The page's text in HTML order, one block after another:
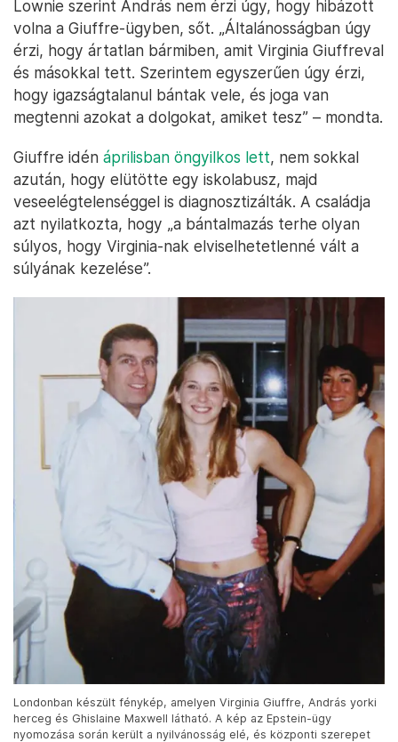
Lownie szerint András nem érzi úgy, hogy hibázott
volna a Giuffre-ügyben, sőt. „Általánosságban úgy
érzi, hogy ártatlan bármiben, amit Virginia Giuffreval
és másokkal tett. Szerintem egyszerűen úgy érzi,
hogy igazságtalanul bántak vele, és joga van
megtenni azokat a dolgokat, amiket tesz” – mondta.
Giuffre idén áprilisban öngyilkos lett, nem sokkal
azután, hogy elütötte egy iskolabusz, majd
veseelégtelenséggel is diagnosztizálták. A családja
azt nyilatkozta, hogy „a bántalmazás terhe olyan
súlyos, hogy Virginia-nak elviselhetetlenné vált a
súlyának kezelése”.
Londonban készült fénykép, amelyen Virginia Giuffre, András yorki
herceg és Ghislaine Maxwell látható. A kép az Epstein-ügy
nyomozása során került a nyilvánosság elé, és központi szerepet